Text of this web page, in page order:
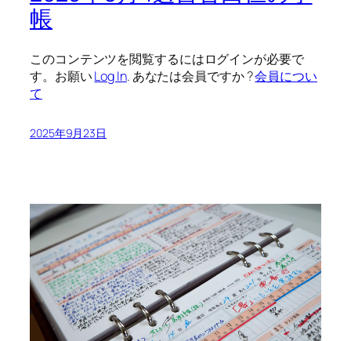
帳
このコンテンツを閲覧するにはログインが必要で
す。お願いLog In. あなたは会員ですか ?会員につい
て
2025年9月23日